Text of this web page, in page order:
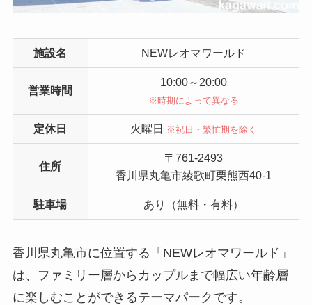
施設名 NEWレオマワールド
営業時間
10:00～20:00
※時期によって異なる
定休日 火曜日 ※祝日・繁忙期を除く
住所
〒761-2493
香川県丸亀市綾歌町栗熊西40-1
駐車場 あり（無料・有料）
香川県丸亀市に位置する「NEWレオマワールド」
は、ファミリー層からカップルまで幅広い年齢層
に楽しむことができるテーマパークです。